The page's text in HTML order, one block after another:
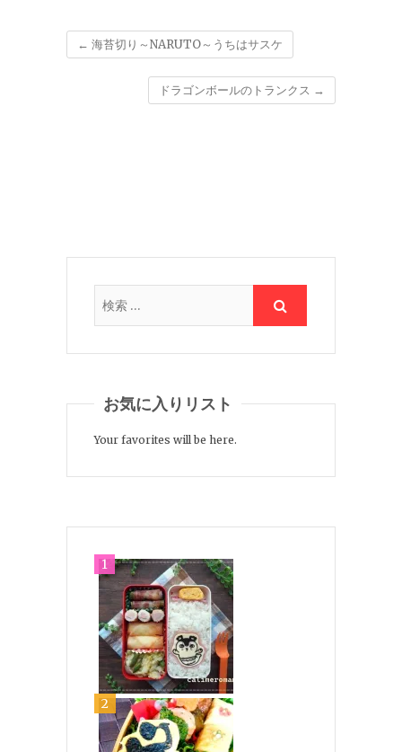
← 海苔切り～NARUTO～うちはサスケ
ドラゴンボールのトランクス →
お気に入りリスト
Your favorites will be here.